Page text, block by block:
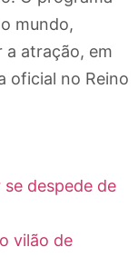
mundo,
a atração, em
oficial no Reino
despede de
vilão de